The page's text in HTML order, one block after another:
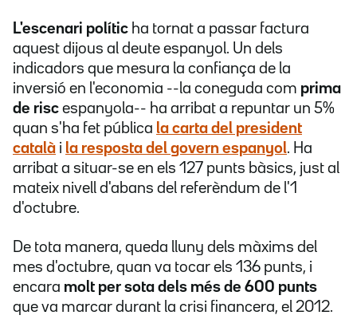
L'escenari polític ha tornat a passar factura
aquest dijous al deute espanyol. Un dels
indicadors que mesura la confiança de la
inversió en l'economia --la coneguda com prima
de risc espanyola-- ha arribat a repuntar un 5%
quan s'ha fet pública la carta del president
català i la resposta del govern espanyol. Ha
arribat a situar-se en els 127 punts bàsics, just al
mateix nivell d'abans del referèndum de l'1
d'octubre.
De tota manera, queda lluny dels màxims del
mes d'octubre, quan va tocar els 136 punts, i
encara molt per sota dels més de 600 punts
que va marcar durant la crisi financera, el 2012.